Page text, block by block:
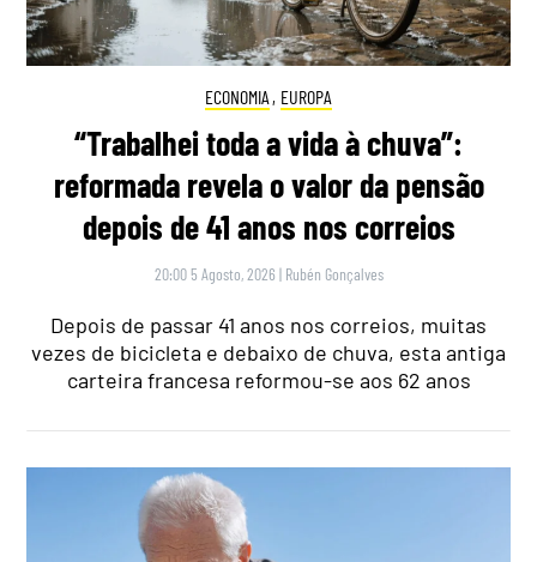
ECONOMIA , EUROPA
“Trabalhei toda a vida à chuva”:
reformada revela o valor da pensão
depois de 41 anos nos correios
20:00 5 Agosto, 2026 | Rubén Gonçalves
Depois de passar 41 anos nos correios, muitas
vezes de bicicleta e debaixo de chuva, esta antiga
carteira francesa reformou-se aos 62 anos